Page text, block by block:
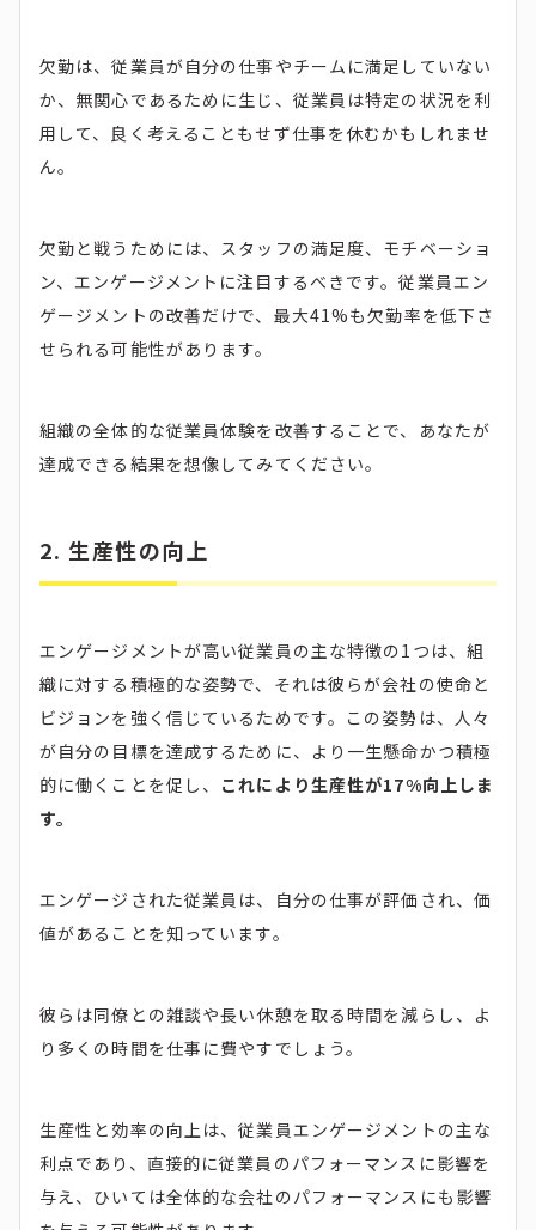
欠勤は、従業員が自分の仕事やチームに満足していない
か、無関心であるために生じ、従業員は特定の状況を利
用して、良く考えることもせず仕事を休むかもしれませ
ん。
欠勤と戦うためには、スタッフの満足度、モチベーショ
ン、エンゲージメントに注目するべきです。従業員エン
ゲージメントの改善だけで、最大41%も欠勤率を低下さ
せられる可能性があります。
組織の全体的な従業員体験を改善することで、あなたが
達成できる結果を想像してみてください。
2. 生産性の向上
エンゲージメントが高い従業員の主な特徴の1つは、組
織に対する積極的な姿勢で、それは彼らが会社の使命と
ビジョンを強く信じているためです。この姿勢は、人々
が自分の目標を達成するために、より一生懸命かつ積極
的に働くことを促し、 これにより生産性が17%向上しま
す。
エンゲージされた従業員は、自分の仕事が評価され、価
値があることを知っています。
彼らは同僚との雑談や長い休憩を取る時間を減らし、よ
り多くの時間を仕事に費やすでしょう。
生産性と効率の向上は、従業員エンゲージメントの主な
利点であり、直接的に従業員のパフォーマンスに影響を
与え、ひいては全体的な会社のパフォーマンスにも影響